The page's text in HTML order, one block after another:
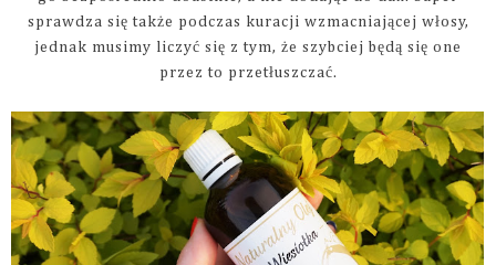
sprawdza się także podczas kuracji wzmacniającej włosy,
jednak musimy liczyć się z tym, że szybciej będą się one
przez to przetłuszczać.